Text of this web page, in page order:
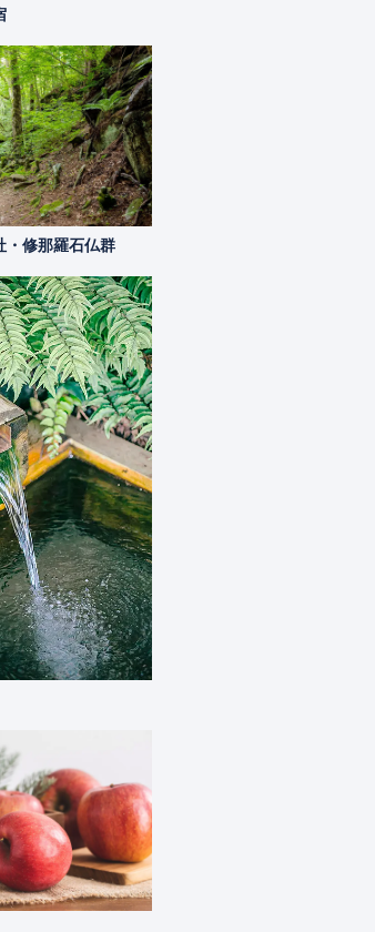
うどん
の青大豆の豆乳１００％で小麦
た手打ちうどんです。
筑北村
・修那羅石仏群